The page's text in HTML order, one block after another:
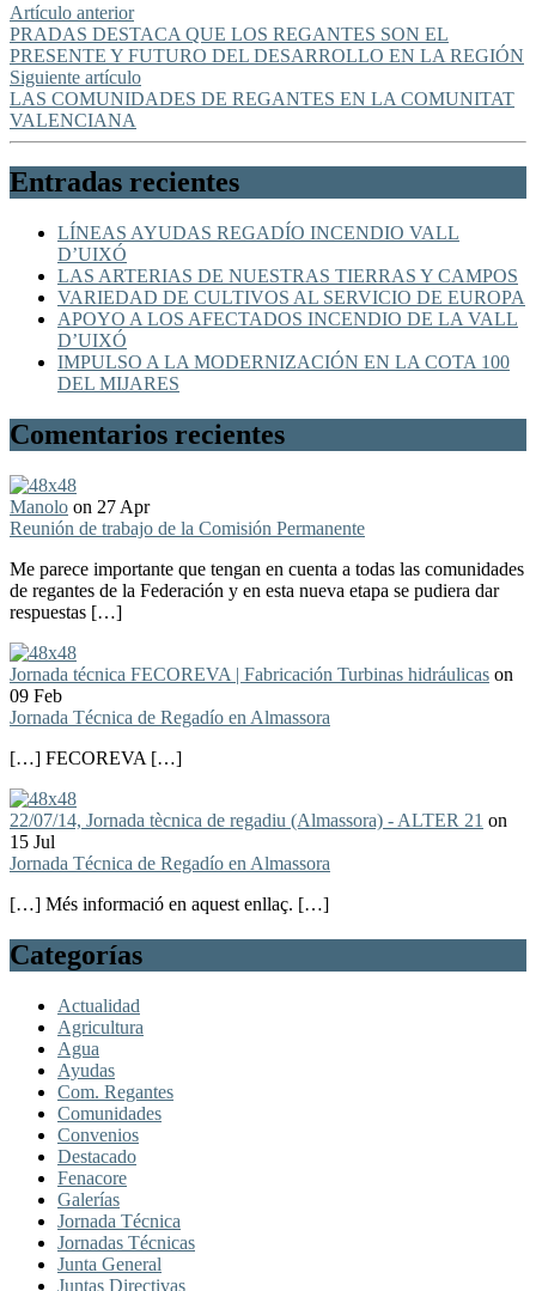
Artículo anterior
PRADAS DESTACA QUE LOS REGANTES SON EL
PRESENTE Y FUTURO DEL DESARROLLO EN LA REGIÓN
Siguiente artículo
LAS COMUNIDADES DE REGANTES EN LA COMUNITAT
VALENCIANA
Entradas recientes
LÍNEAS AYUDAS REGADÍO INCENDIO VALL
D’UIXÓ
LAS ARTERIAS DE NUESTRAS TIERRAS Y CAMPOS
VARIEDAD DE CULTIVOS AL SERVICIO DE EUROPA
APOYO A LOS AFECTADOS INCENDIO DE LA VALL
D’UIXÓ
IMPULSO A LA MODERNIZACIÓN EN LA COTA 100
DEL MIJARES
Comentarios recientes
Manolo on 27 Apr
Reunión de trabajo de la Comisión Permanente
Me parece importante que tengan en cuenta a todas las comunidades
de regantes de la Federación y en esta nueva etapa se pudiera dar
respuestas […]
Jornada técnica FECOREVA | Fabricación Turbinas hidráulicas on
09 Feb
Jornada Técnica de Regadío en Almassora
[…] FECOREVA […]
22/07/14, Jornada tècnica de regadiu (Almassora) - ALTER 21 on
15 Jul
Jornada Técnica de Regadío en Almassora
[…] Més informació en aquest enllaç. […]
Categorías
Actualidad
Agricultura
Agua
Ayudas
Com. Regantes
Comunidades
Convenios
Destacado
Fenacore
Galerías
Jornada Técnica
Jornadas Técnicas
Junta General
Juntas Directivas